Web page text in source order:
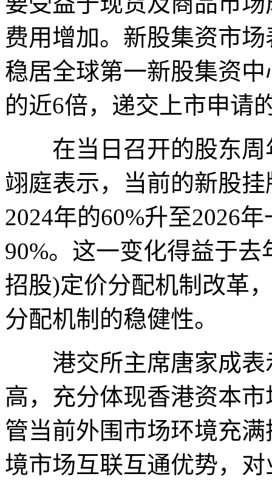
费用增加。新股集资市
稳居全球第一新股集资
的近6倍，递交上市申请
在当日召开的股东周
翊庭表示，当前的新股
2024年的60%升至2026
90%。这一变化得益于
招股)定价分配机制改革
分配机制的稳健性。
港交所主席唐家成表
高，充分体现香港资本
管当前外围市场环境充
境市场互联互通优势，